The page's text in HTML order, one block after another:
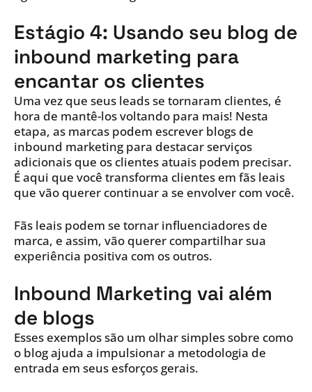
Estágio 4: Usando seu blog de
inbound marketing para
encantar os clientes
Uma vez que seus leads se tornaram clientes, é
hora de mantê-los voltando para mais! Nesta
etapa, as marcas podem escrever blogs de
inbound marketing para destacar serviços
adicionais que os clientes atuais podem precisar.
É aqui que você transforma clientes em fãs leais
que vão querer continuar a se envolver com você.
Fãs leais podem se tornar influenciadores de
marca, e assim, vão querer compartilhar sua
experiência positiva com os outros.
Inbound Marketing vai além
de blogs
Esses exemplos são um olhar simples sobre como
o blog ajuda a impulsionar a metodologia de
entrada em seus esforços gerais.